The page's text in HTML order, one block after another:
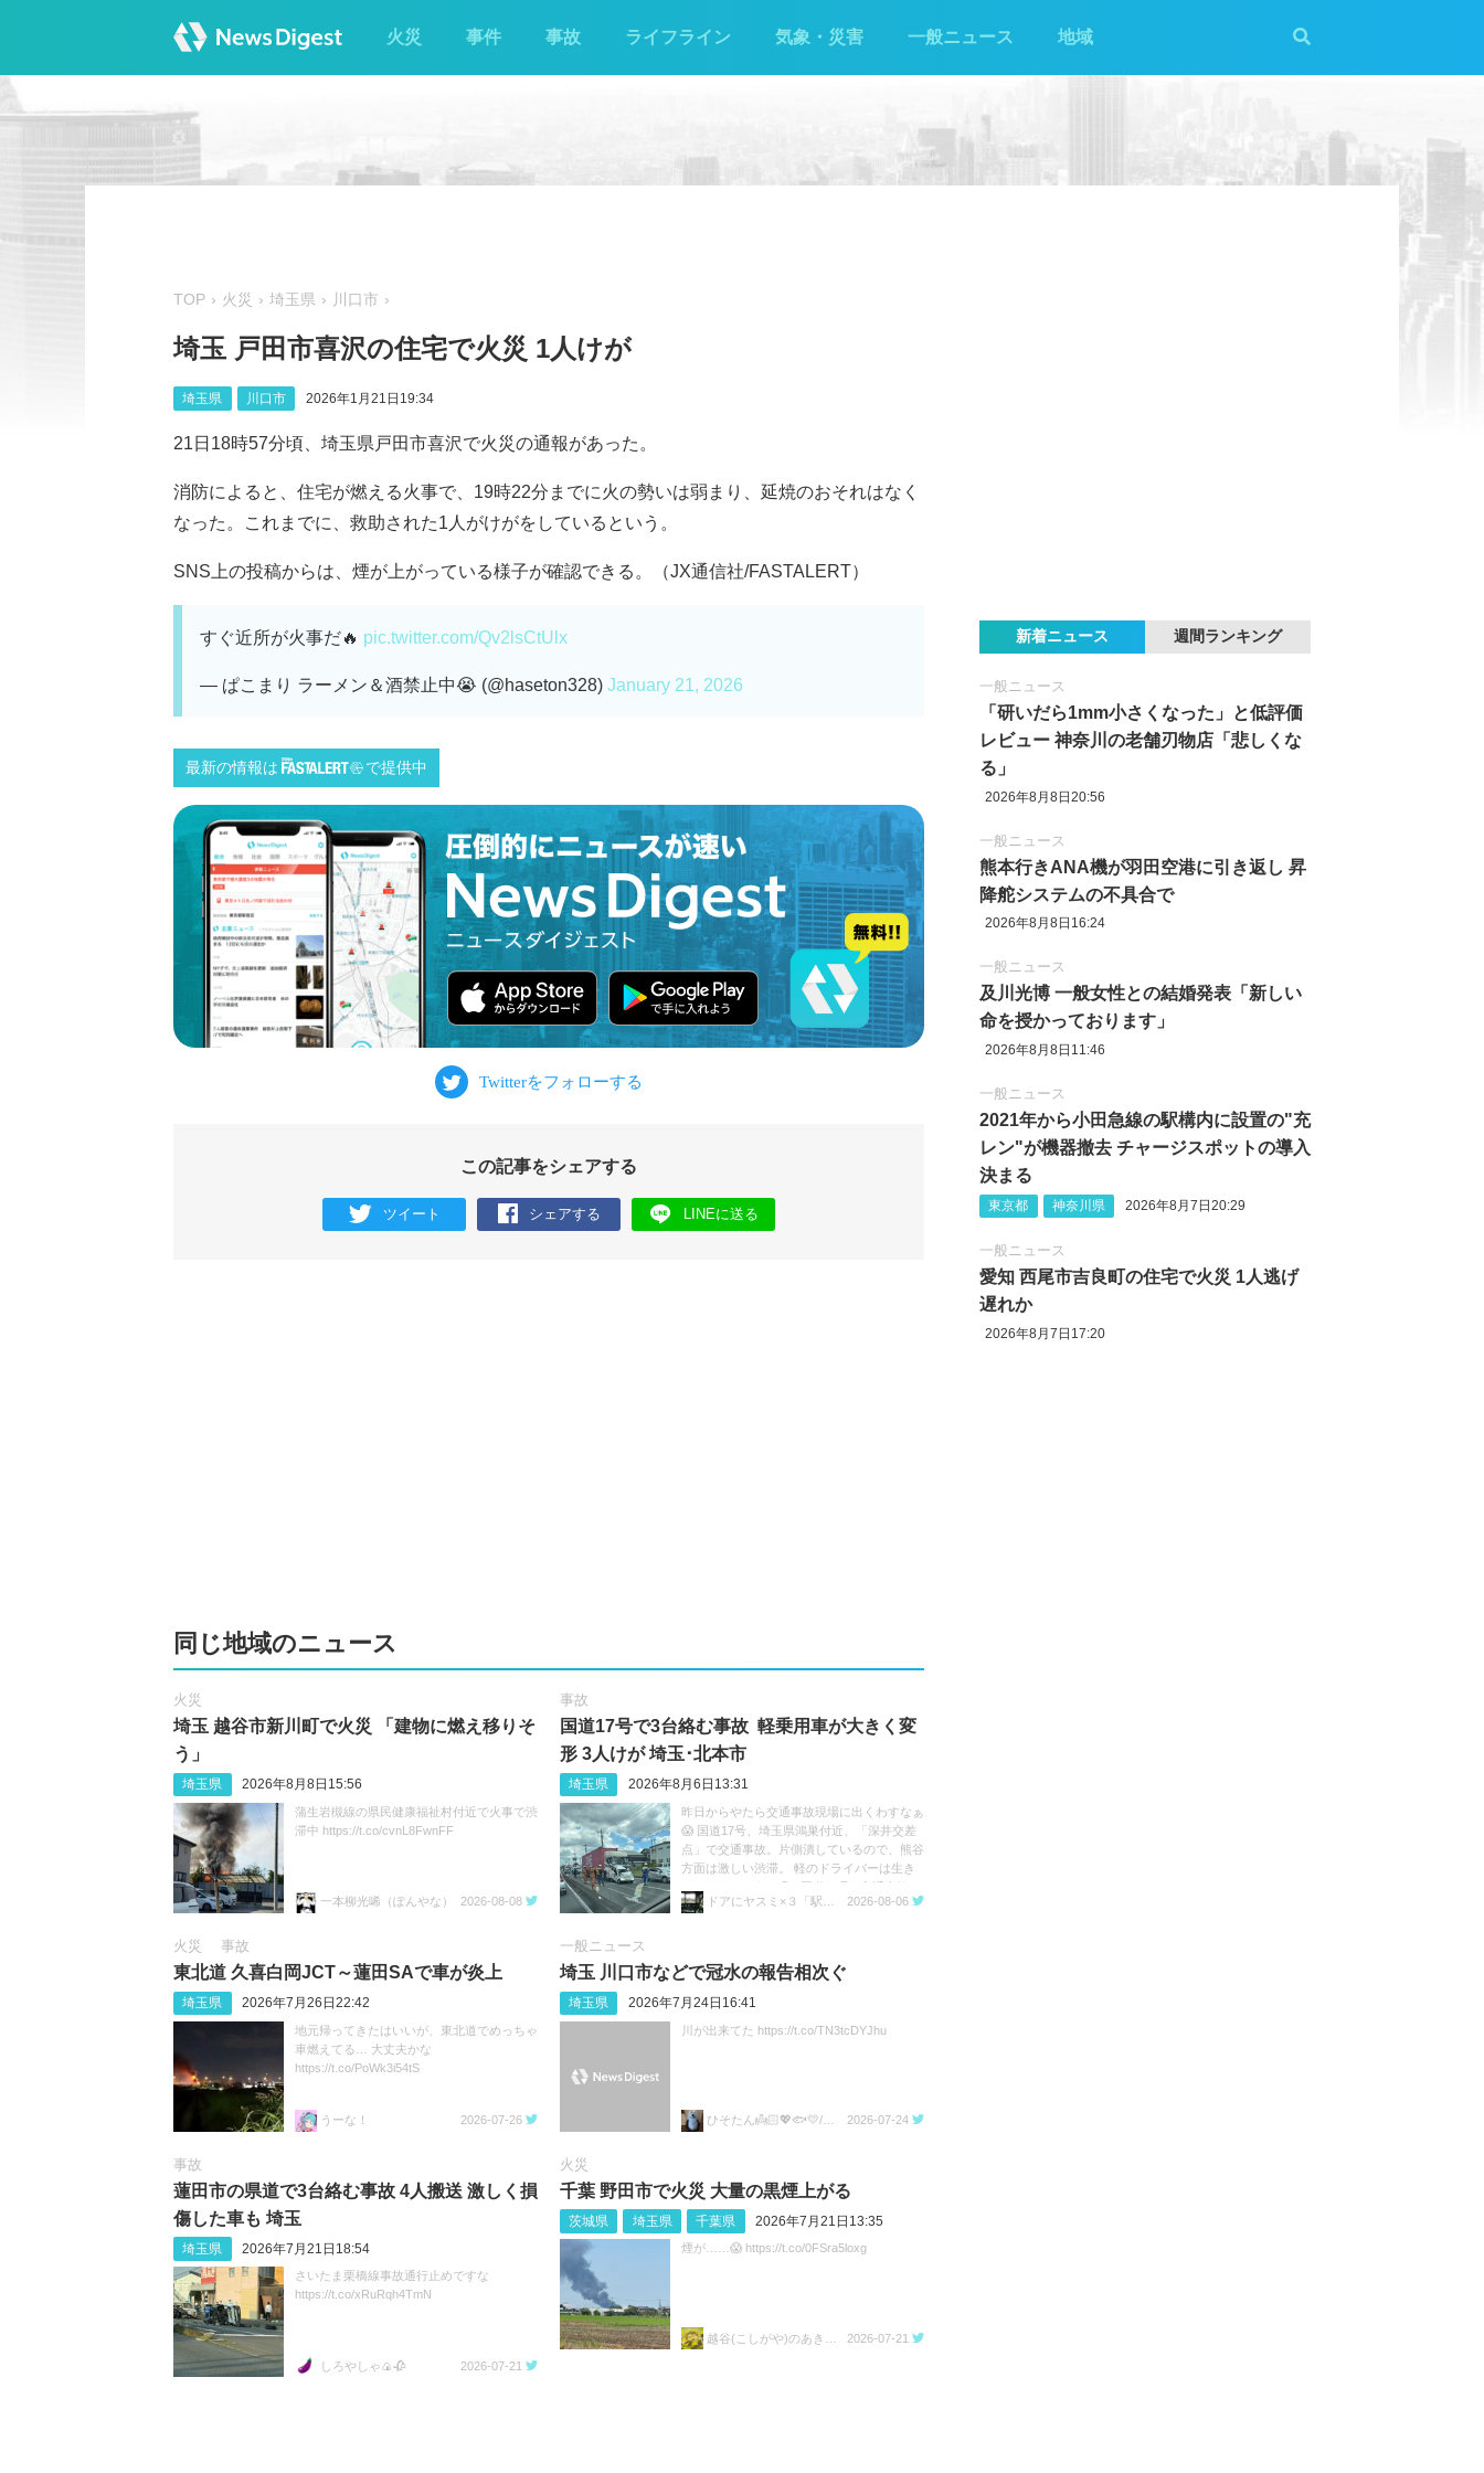
火災 事件 事故 ライフライン 気象・災害 一般ニュース 地域
TOP 火災 埼玉県 川口市
埼玉 戸田市喜沢の住宅で火災 1人けが
埼玉県 川口市 2026年1月21日19:34
21日18時57分頃、埼玉県戸田市喜沢で火災の通報があった。
消防によると、住宅が燃える火事で、19時22分までに火の勢いは弱まり、延焼のおそれはなく
なった。これまでに、救助された1人がけがをしているという。
SNS上の投稿からは、煙が上がっている様子が確認できる。（JX通信社/FASTALERT）
すぐ近所が火事だ🔥 pic.twitter.com/Qv2lsCtUlx
— ぱこまり ラーメン＆酒禁止中😭 (@haseton328) January 21, 2026
最新の情報は で提供中
この記事をシェアする
ツイート シェアする LINEに送る
同じ地域のニュース
火災
埼玉 越谷市新川町で火災 「建物に燃え移りそ
う」
埼玉県 2026年8月8日15:56
蒲生岩槻線の県民健康福祉村付近で火事で渋
滞中 https://t.co/cvnL8FwnFF
一本柳光唏（ぽんやな） 2026-08-08
事故
国道17号で3台絡む事故 軽乗用車が大きく変
形 3人けが 埼玉･北本市
埼玉県 2026年8月6日13:31
昨日からやたら交通事故現場に出くわすなぁ
😱 国道17号、埼玉県鴻巣付近、「深井交差
点」で交通事故。片側潰しているので、熊谷
方面は激しい渋滞。 軽のドライバーは生き
ているのだろうか😓 #国道17号 #交通事故 #
渋滞 https://t.co/sGeXdbCMfk
2026-08-06
火災 事故
東北道 久喜白岡JCT～蓮田SAで車が炎上
埼玉県 2026年7月26日22:42
地元帰ってきたはいいが、東北道でめっちゃ
車燃えてる… 大丈夫かな
https://t.co/PoWk3i54tS
うーな！ 2026-07-26
一般ニュース
埼玉 川口市などで冠水の報告相次ぐ
埼玉県 2026年7月24日16:41
川が出来てた https://t.co/TN3tcDYJhu
ひそたん👼🏻💖🐟️💛/🍚💙🐼🧡 2026-07-24
事故
蓮田市の県道で3台絡む事故 4人搬送 激しく損
傷した車も 埼玉
埼玉県 2026年7月21日18:54
さいたま栗橋線事故通行止めですな
https://t.co/xRuRqh4TmN
しろやしゃ🍙🥀 2026-07-21
火災
千葉 野田市で火災 大量の黒煙上がる
茨城県 埼玉県 千葉県 2026年7月21日13:35
煙が……😱 https://t.co/0FSra5loxg
2026-07-21
新着ニュース 週間ランキング
一般ニュース
「研いだら1mm小さくなった」と低評価
レビュー 神奈川の老舗刃物店「悲しくな
る」
2026年8月8日20:56
一般ニュース
熊本行きANA機が羽田空港に引き返し 昇
降舵システムの不具合で
2026年8月8日16:24
一般ニュース
及川光博 一般女性との結婚発表「新しい
命を授かっております」
2026年8月8日11:46
一般ニュース
2021年から小田急線の駅構内に設置の"充
レン"が機器撤去 チャージスポットの導入
決まる
東京都 神奈川県 2026年8月7日20:29
一般ニュース
愛知 西尾市吉良町の住宅で火災 1人逃げ
遅れか
2026年8月7日17:20